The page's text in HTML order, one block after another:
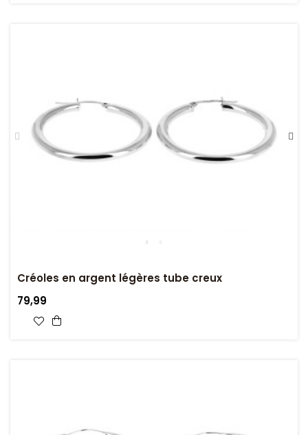
Créoles en argent légères tube creux
79,99